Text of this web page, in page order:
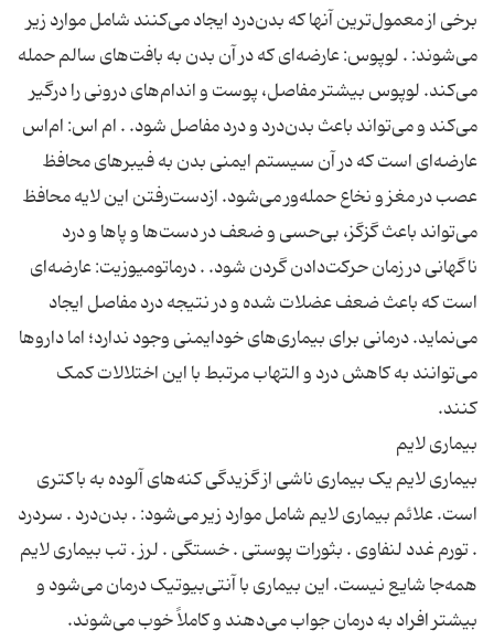
برخی از معمول‌ترین آنها که بدن‌درد ایجاد می‌کنند شامل موارد زیر
می‌شوند: . لوپوس: عارضه‌ای که در آن بدن به بافت‌های سالم حمله
می‌کند. لوپوس بیشتر مفاصل، پوست و اندام‌های درونی را درگیر
می‌کند و می‌تواند باعث بدن‌درد و درد مفاصل شود. . ام اس: ام‌اس
عارضه‌ای است که در آن سیستم ایمنی بدن به فیبرهای محافظ
عصب در مغز و نخاع حمله‌ور می‌شود. ازدست‌رفتن این لایه محافظ
می‌تواند باعث گزگز، بی‌حسی و ضعف در دست‌ها و پاها و درد
ناگهانی در زمان حرکت‌دادن گردن شود. . درماتومیوزیت: عارضه‌ای
است که باعث ضعف عضلات شده و در نتیجه درد مفاصل ایجاد
می‌نماید. درمانی برای بیماری‌های خودایمنی وجود ندارد؛ اما داروها
می‌توانند به کاهش درد و التهاب مرتبط با این اختلالات کمک
بیماری لایم یک بیماری ناشی از گزیدگی کنه‌های آلوده به باکتری
است. علائم بیماری لایم شامل موارد زیر می‌شود: . بدن‌درد . سردرد
. تورم غدد لنفاوی . بثورات پوستی . خستگی . لرز . تب بیماری لایم
همه‌جا شایع نیست. این بیماری با آنتی‌بیوتیک درمان می‌شود و